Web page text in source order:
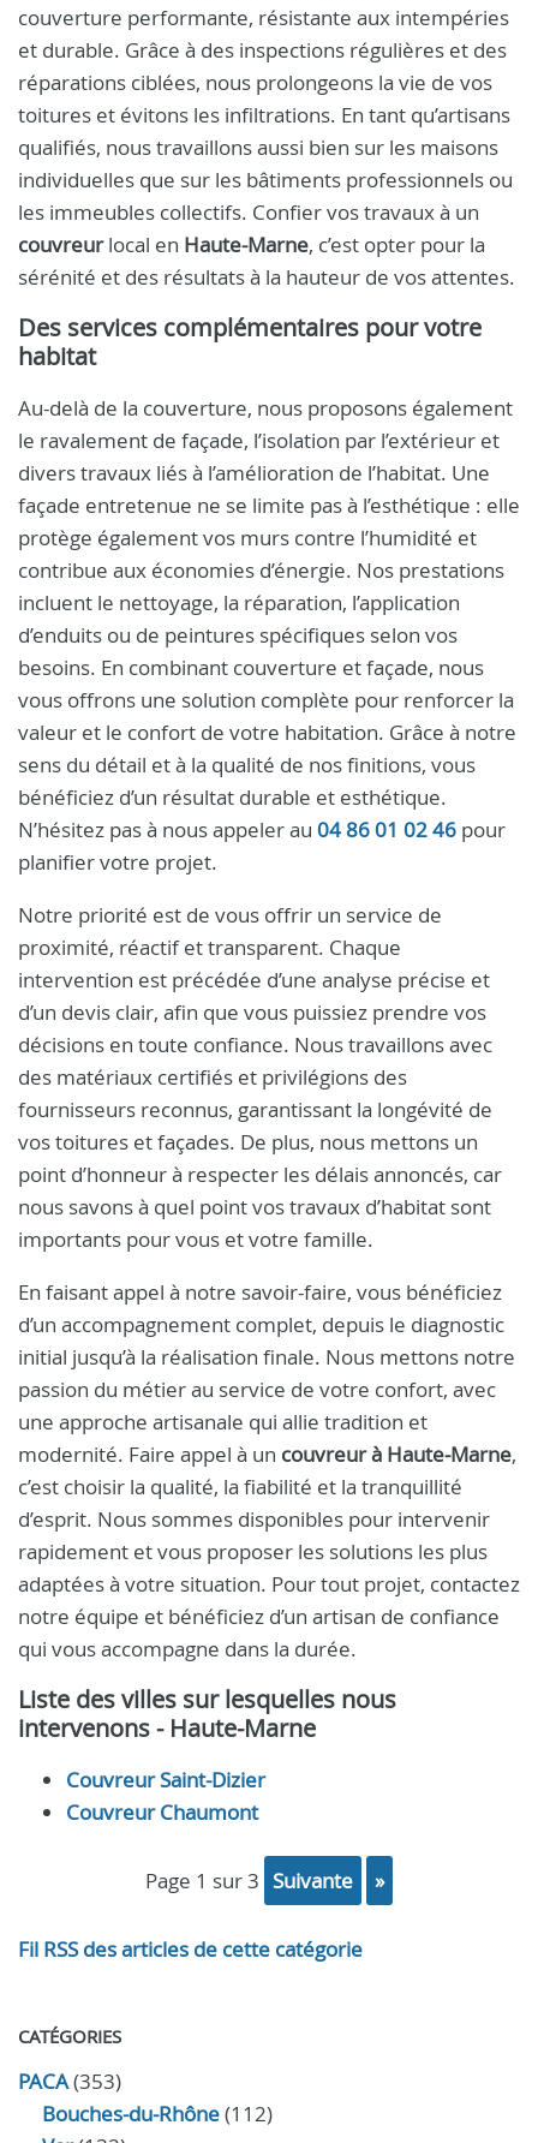
couverture performante, résistante aux intempéries
et durable. Grâce à des inspections régulières et des
réparations ciblées, nous prolongeons la vie de vos
toitures et évitons les infiltrations. En tant qu’artisans
qualifiés, nous travaillons aussi bien sur les maisons
individuelles que sur les bâtiments professionnels ou
les immeubles collectifs. Confier vos travaux à un
couvreurlocal en Haute-Marne, c’est opter pour la
sérénité et des résultats à la hauteur de vos attentes.
Des services complémentaires pour votre
habitat
Au-delà de la couverture, nous proposons également
le ravalement de façade, l’isolation par l’extérieur et
divers travaux liés à l’amélioration de l’habitat. Une
façade entretenue ne se limite pas à l’esthétique : elle
protège également vos murs contre l’humidité et
contribue aux économies d’énergie. Nos prestations
incluent le nettoyage, la réparation, l’application
d’enduits ou de peintures spécifiques selon vos
besoins. En combinant couverture et façade, nous
vous offrons une solution complète pour renforcer la
valeur et le confort de votre habitation. Grâce à notre
sens du détail et à la qualité de nos finitions, vous
bénéficiez d’un résultat durable et esthétique.
N’hésitez pas à nous appeler au 04 86 01 02 46 pour
planifier votre projet.
Notre priorité est de vous offrir un service de
proximité, réactif et transparent. Chaque
intervention est précédée d’une analyse précise et
d’un devis clair, afin que vous puissiez prendre vos
décisions en toute confiance. Nous travaillons avec
des matériaux certifiés et privilégions des
fournisseurs reconnus, garantissant la longévité de
vos toitures et façades. De plus, nous mettons un
point d’honneur à respecter les délais annoncés, car
nous savons à quel point vos travaux d’habitat sont
importants pour vous et votre famille.
En faisant appel à notre savoir-faire, vous bénéficiez
d’un accompagnement complet, depuis le diagnostic
initial jusqu’à la réalisation finale. Nous mettons notre
passion du métier au service de votre confort, avec
une approche artisanale qui allie tradition et
modernité. Faire appel à un couvreur à Haute-Marne,
c’est choisir la qualité, la fiabilité et la tranquillité
d’esprit. Nous sommes disponibles pour intervenir
rapidement et vous proposer les solutions les plus
adaptées à votre situation. Pour tout projet, contactez
notre équipe et bénéficiez d’un artisan de confiance
qui vous accompagne dans la durée.
Liste des villes sur lesquelles nous
intervenons - Haute-Marne
Couvreur Saint-Dizier
Couvreur Chaumont
page 1 sur 3 suivante »
Fil RSS des articles de cette catégorie
CATÉGORIES
PACA(353)
Bouches-du-Rhône(112)